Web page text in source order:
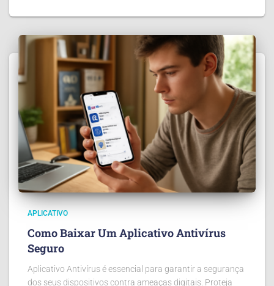
APLICATIVO
Como Baixar Um Aplicativo Antivírus
Seguro
Aplicativo Antivírus é essencial para garantir a segurança
dos seus dispositivos contra ameaças digitais. Proteja